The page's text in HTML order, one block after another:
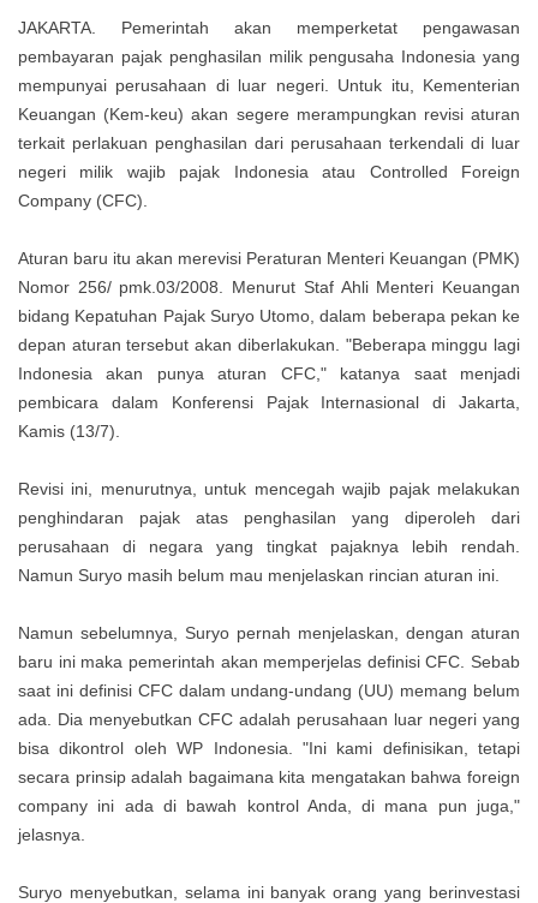
JAKARTA. Pemerintah akan memperketat pengawasan
pembayaran pajak penghasilan milik pengusaha Indonesia yang
mempunyai perusahaan di luar negeri. Untuk itu, Kementerian
Keuangan (Kem-keu) akan segere merampungkan revisi aturan
terkait perlakuan penghasilan dari perusahaan terkendali di luar
negeri milik wajib pajak Indonesia atau Controlled Foreign
Company (CFC).
Aturan baru itu akan merevisi Peraturan Menteri Keuangan (PMK)
Nomor 256/ pmk.03/2008. Menurut Staf Ahli Menteri Keuangan
bidang Kepatuhan Pajak Suryo Utomo, dalam beberapa pekan ke
depan aturan tersebut akan diberlakukan. "Beberapa minggu lagi
Indonesia akan punya aturan CFC," katanya saat menjadi
pembicara dalam Konferensi Pajak Internasional di Jakarta,
Kamis (13/7).
Revisi ini, menurutnya, untuk mencegah wajib pajak melakukan
penghindaran pajak atas penghasilan yang diperoleh dari
perusahaan di negara yang tingkat pajaknya lebih rendah.
Namun Suryo masih belum mau menjelaskan rincian aturan ini.
Namun sebelumnya, Suryo pernah menjelaskan, dengan aturan
baru ini maka pemerintah akan memperjelas definisi CFC. Sebab
saat ini definisi CFC dalam undang-undang (UU) memang belum
ada. Dia menyebutkan CFC adalah perusahaan luar negeri yang
bisa dikontrol oleh WP Indonesia. "Ini kami definisikan, tetapi
secara prinsip adalah bagaimana kita mengatakan bahwa foreign
company ini ada di bawah kontrol Anda, di mana pun juga,"
jelasnya.
Suryo menyebutkan, selama ini banyak orang yang berinvestasi